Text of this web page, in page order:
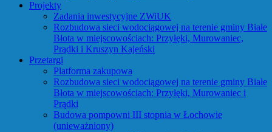
Projekty
Zadania inwestycyjne ZWiUK
Rozbudowa sieci wodociągowej na terenie gminy Białe
Błota w miejscowościach: Przyłęki, Murowaniec,
Prądki i Kruszyn Kajeński
Przetargi
Platforma zakupowa
Rozbudowa sieci wodociągowej na terenie gminy Białe
Błota w miejscowościach: Przyłęki, Murowaniec i
Prądki
Budowa pompowni III stopnia w Łochowie
(unieważniony)